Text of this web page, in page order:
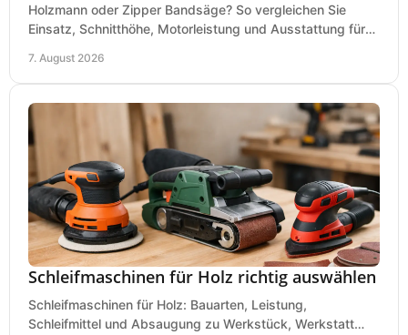
Holzmann oder Zipper Bandsäge? So vergleichen Sie
Einsatz, Schnitthöhe, Motorleistung und Ausstattung für
7. August 2026
Schleifmaschinen für Holz richtig auswählen
Schleifmaschinen für Holz: Bauarten, Leistung,
Schleifmittel und Absaugung zu Werkstück, Werkstatt